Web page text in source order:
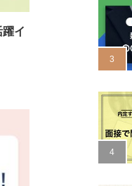
イ